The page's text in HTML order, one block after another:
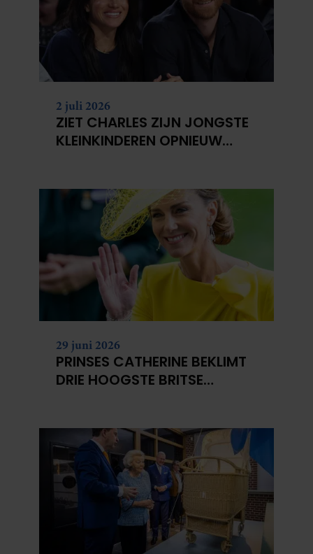
2 juli 2026
ZIET CHARLES ZIJN JONGSTE
KLEINKINDEREN OPNIEUW
29 juni 2026
PRINSES CATHERINE BEKLIMT
DRIE HOOGSTE BRITSE